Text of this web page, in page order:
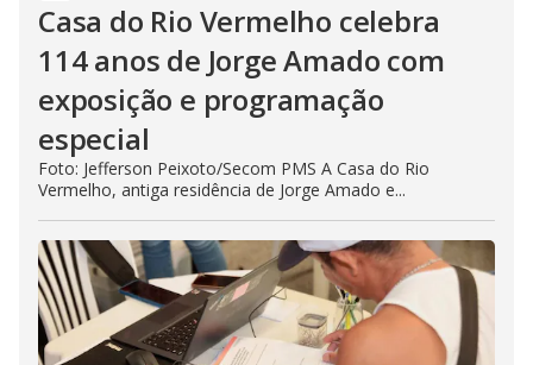
Casa do Rio Vermelho celebra
114 anos de Jorge Amado com
exposição e programação
especial
Foto: Jefferson Peixoto/Secom PMS A Casa do Rio
Vermelho, antiga residência de Jorge Amado e...